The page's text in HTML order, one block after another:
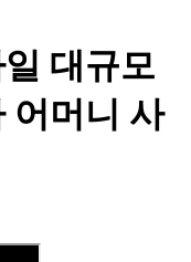
대규모
어머니 사